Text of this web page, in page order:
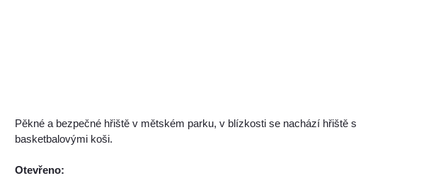
Pěkné a bezpečné hřiště v mětském parku, v blízkosti se nachází hřiště s
basketbalovými koši.
Otevřeno: